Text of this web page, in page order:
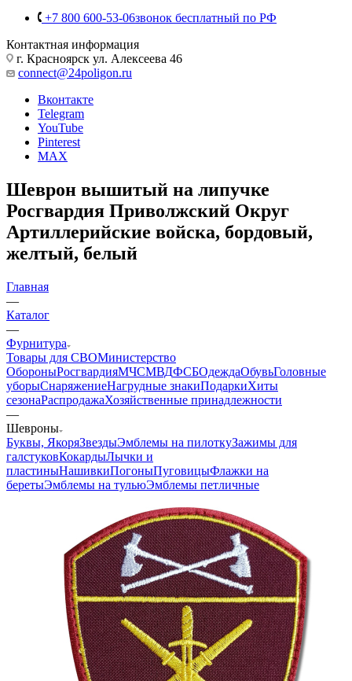
+7 800 600-53-06звонок бесплатный по РФ
Контактная информация
г. Красноярск ул. Алексеева 46
connect@24poligon.ru
Вконтакте
Telegram
YouTube
Pinterest
MAX
Шеврон вышитый на липучке
Росгвардия Приволжский Округ
Артиллерийские войска, бордовый,
желтый, белый
Главная
—
Каталог
—
Фурнитура
Товары для СВОМинистерство
ОбороныРосгвардияМЧСМВДФСБОдеждаОбувьГоловные
уборыСнаряжениеНагрудные знакиПодаркиХиты
сезонаРаспродажаХозяйственные принадлежности
—
Шевроны
Буквы, ЯкоряЗвездыЭмблемы на пилоткуЗажимы для
галстуковКокардыЛычки и
пластиныНашивкиПогоныПуговицыФлажки на
беретыЭмблемы на тульюЭмблемы петличные